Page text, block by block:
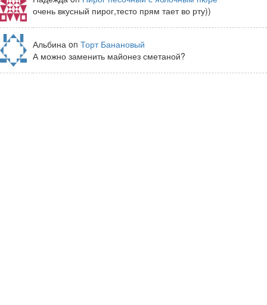
очень вкусный пирог,тесто прям тает во рту))
Альбина on Торт Банановый
А можно заменить майонез сметаной?